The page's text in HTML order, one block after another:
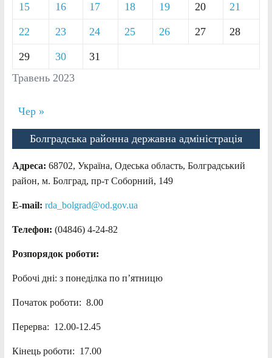
Травень 2023
15 16 17 18 19 20 21
22 23 24 25 26 27 28
29 30 31
Чер »
Болградська районна державна адміністрація
Адреса: 68702, Україна, Одеська область, Болградський
район, м. Болград, пр-т Соборний, 149
E-mail: rda_bolgrad@od.gov.ua
Телефон: (04846) 4-24-82
Розпорядок роботи:
Робочі дні: з понеділка по п’ятницю
Початок роботи: 8.00
Перерва: 12.00-12.45
Кінець роботи: 17.00